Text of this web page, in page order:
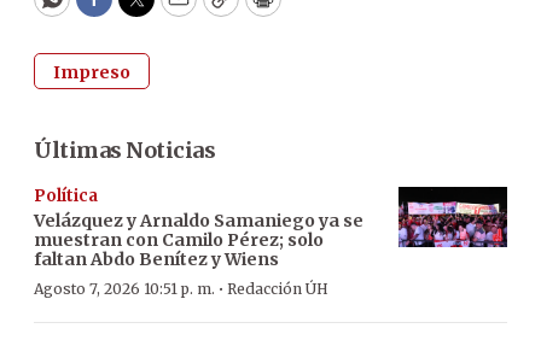
WhatsApp
Facebook
Twitter
EmailCopyPrint
Impreso
Últimas Noticias
Política
Velázquez y Arnaldo Samaniego ya se
muestran con Camilo Pérez; solo
faltan Abdo Benítez y Wiens
Agosto 7, 2026 10:51 p. m. · Redacción ÚH